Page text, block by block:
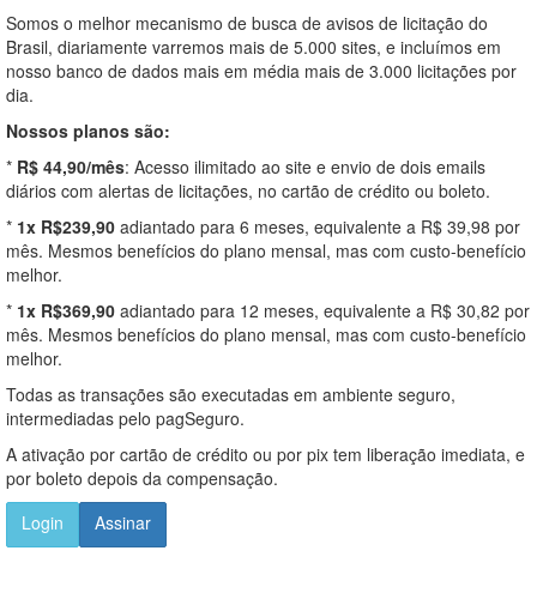
Somos o melhor mecanismo de busca de avisos de licitação do
Brasil, diariamente varremos mais de 5.000 sites, e incluímos em
nosso banco de dados mais em média mais de 3.000 licitações por
dia.
Nossos planos são:
* R$ 44,90/mês: Acesso ilimitado ao site e envio de dois emails
diários com alertas de licitações, no cartão de crédito ou boleto.
* 1x R$239,90 adiantado para 6 meses, equivalente a R$ 39,98 por
mês. Mesmos benefícios do plano mensal, mas com custo-benefício
melhor.
* 1x R$369,90 adiantado para 12 meses, equivalente a R$ 30,82 por
mês. Mesmos benefícios do plano mensal, mas com custo-benefício
melhor.
Todas as transações são executadas em ambiente seguro,
intermediadas pelo pagSeguro.
A ativação por cartão de crédito ou por pix tem liberação imediata, e
por boleto depois da compensação.
Login
Assinar